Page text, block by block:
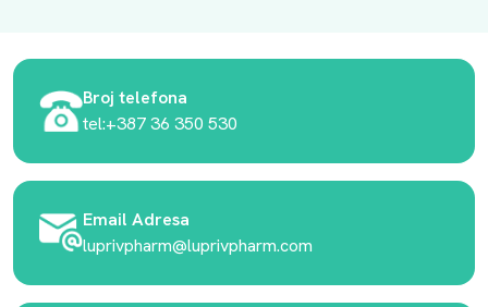
Broj telefona
tel:+387 36 350 530
Email Adresa
luprivpharm@luprivpharm.com